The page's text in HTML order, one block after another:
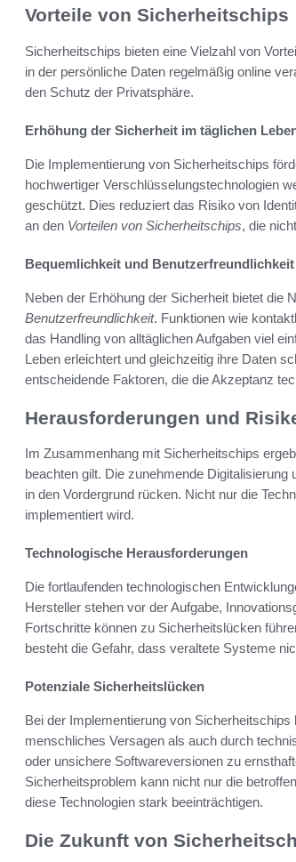
Vorteile von Sicherheitschips
Sicherheitschips bieten eine Vielzahl von
in der persönliche Daten regelmäßig online
den Schutz der Privatsphäre.
Erhöhung der Sicherheit im täglichen
Die Implementierung von Sicherheitschips
hochwertiger Verschlüsselungstechnologien
geschützt. Dies reduziert das Risiko von
an den Vorteilen von Sicherheitschips, die
Bequemlichkeit und Benutzerfreundlichkeit
Neben der Erhöhung der Sicherheit bietet die
Benutzerfreundlichkeit. Funktionen wie
das Handling von alltäglichen Aufgaben viel
Leben erleichtert und gleichzeitig ihre Daten
entscheidende Faktoren, die die Akzeptanz
Herausforderungen und
Im Zusammenhang mit Sicherheitschips
beachten gilt. Die zunehmende
in den Vordergrund rücken. Nicht nur die
implementiert wird.
Technologische Herausforderungen
Die fortlaufenden technologischen
Hersteller stehen vor der Aufgabe,
Fortschritte können zu Sicherheitslücken
besteht die Gefahr, dass veraltete Systeme
Potenziale Sicherheitslücken
Bei der Implementierung von
menschliches Versagen als auch durch
oder unsichere Softwareversionen zu
Sicherheitsproblem kann nicht nur die
diese Technologien stark beeinträchtigen.
Die Zukunft von